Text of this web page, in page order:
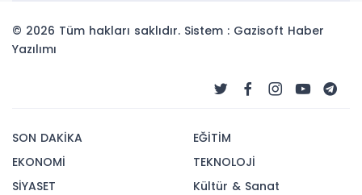
© 2026 Tüm hakları saklıdır. Sistem : Gazisoft Haber
Yazılımı
SON DAKİKA
EKONOMİ
SİYASET
EĞİTİM
TEKNOLOJİ
Kültür & Sanat